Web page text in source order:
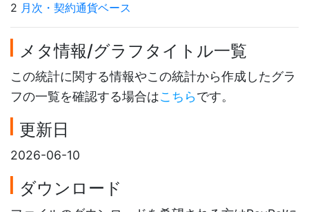
2 月次・契約通貨ベース
メタ情報/グラフタイトル一覧
この統計に関する情報やこの統計から作成したグラ
フの一覧を確認する場合はこちらです。
更新日
2026-06-10
ダウンロード